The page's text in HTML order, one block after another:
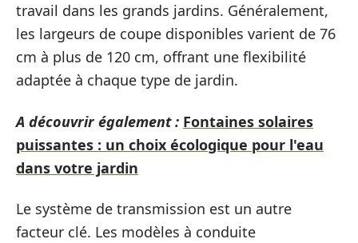
travail dans les grands jardins. Généralement,
les largeurs de coupe disponibles varient de 76
cm à plus de 120 cm, offrant une flexibilité
adaptée à chaque type de jardin.
A découvrir également : Fontaines solaires
puissantes : un choix écologique pour l'eau
dans votre jardin
Le système de transmission est un autre
facteur clé. Les modèles à conduite